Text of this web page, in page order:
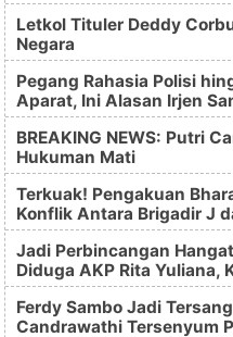
Letkol Tituler Deddy
Negara
Pegang Rahasia Polisi
Aparat, Ini Alasan Irjen
BREAKING NEWS: Putri
Hukuman Mati
Terkuak! Pengakuan
Konflik Antara Brigadir J
Jadi Perbincangan
Diduga AKP Rita Yuliana,
Ferdy Sambo Jadi
Candrawathi Tersenyum